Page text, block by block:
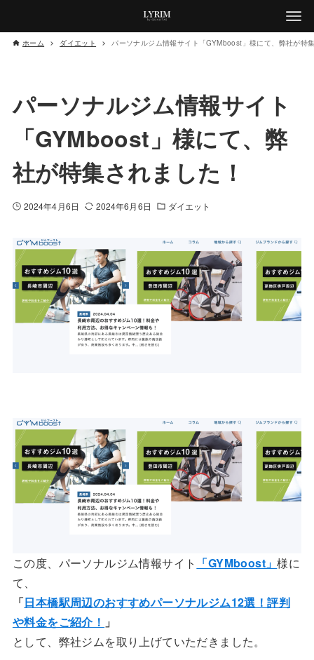
ホーム ダイエット パーソナルジム情報サイト「GYMboost」様にて、弊社が特
パーソナルジム情報サイト
「GYMboost」様にて、弊
社が特集されました！
2024年4月6日 2024年6月6日 ダイエット
この度、パーソナルジム情報サイト 「GYMboost」様に
て、
「日本橋駅周辺のおすすめパーソナルジム12選！評判
や料金をご紹介！ 」
として、弊社ジムを取り上げていただきました。